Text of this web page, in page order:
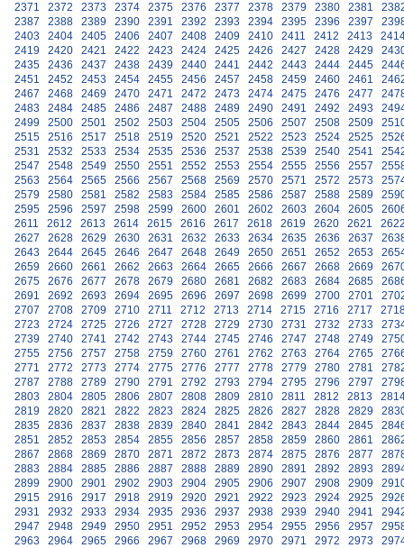
2371
2372 2373 2374 2375 2376 2377 2378 2379 2380 2381
2387
2388 2389 2390 2391 2392 2393 2394 2395 2396 2397
2403
2404 2405 2406 2407 2408 2409 2410 2411 2412 2413
2419
2420 2421 2422 2423 2424 2425 2426 2427 2428 2429
2435
2436 2437 2438 2439 2440 2441 2442 2443 2444 2445
2451
2452 2453 2454 2455 2456 2457 2458 2459 2460 2461
2467
2468 2469 2470 2471 2472 2473 2474 2475 2476 2477
2483
2484 2485 2486 2487 2488 2489 2490 2491 2492 2493
2499
2500 2501 2502 2503 2504 2505 2506 2507 2508 2509
2515
2516 2517 2518 2519 2520 2521 2522 2523 2524 2525
2531
2532 2533 2534 2535 2536 2537 2538 2539 2540 2541
2547
2548 2549 2550 2551 2552 2553 2554 2555 2556 2557
2563
2564 2565 2566 2567 2568 2569 2570 2571 2572 2573
2579
2580 2581 2582 2583 2584 2585 2586 2587 2588 2589
2595
2596 2597 2598 2599 2600 2601 2602 2603 2604 2605
2611
2612 2613 2614 2615 2616 2617 2618 2619 2620 2621
2627
2628 2629 2630 2631 2632 2633 2634 2635 2636 2637
2643
2644 2645 2646 2647 2648 2649 2650 2651 2652 2653
2659
2660 2661 2662 2663 2664 2665 2666 2667 2668 2669
2675
2676 2677 2678 2679 2680 2681 2682 2683 2684 2685
2691
2692 2693 2694 2695 2696 2697 2698 2699 2700 2701
2707
2708 2709 2710 2711 2712 2713 2714 2715 2716 2717
2723
2724 2725 2726 2727 2728 2729 2730 2731 2732 2733
2739
2740 2741 2742 2743 2744 2745 2746 2747 2748 2749
2755
2756 2757 2758 2759 2760 2761 2762 2763 2764 2765
2771
2772 2773 2774 2775 2776 2777 2778 2779 2780 2781
2787
2788 2789 2790 2791 2792 2793 2794 2795 2796 2797
2803
2804 2805 2806 2807 2808 2809 2810 2811 2812 2813
2819
2820 2821 2822 2823 2824 2825 2826 2827 2828 2829
2835
2836 2837 2838 2839 2840 2841 2842 2843 2844 2845
2851
2852 2853 2854 2855 2856 2857 2858 2859 2860 2861
2867
2868 2869 2870 2871 2872 2873 2874 2875 2876 2877
2883
2884 2885 2886 2887 2888 2889 2890 2891 2892 2893
2899
2900 2901 2902 2903 2904 2905 2906 2907 2908 2909
2915
2916 2917 2918 2919 2920 2921 2922 2923 2924 2925
2931
2932 2933 2934 2935 2936 2937 2938 2939 2940 2941
2947
2948 2949 2950 2951 2952 2953 2954 2955 2956 2957
2963
2964 2965 2966 2967 2968 2969 2970 2971 2972 2973